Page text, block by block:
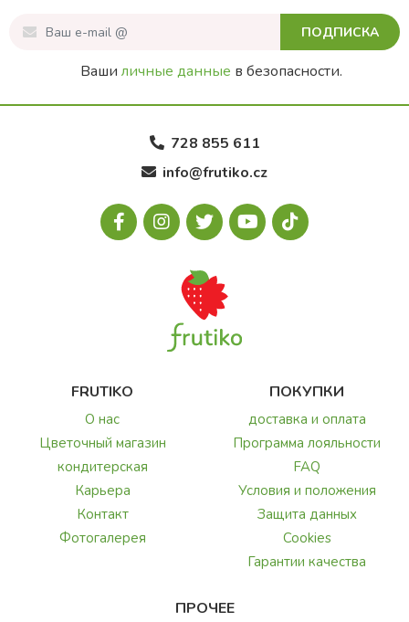
ПОДПИСКА
Ваши личные данные в безопасности.
728 855 611
info@frutiko.cz
FRUTIKO
О нас
Цветочный магазин
кондитерская
Карьера
Контакт
Фотогалерея
ПОКУПКИ
доставка и оплата
Программа лояльности
FAQ
Условия и положения
Защита данных
Cookies
Гарантии качества
ПРОЧЕЕ